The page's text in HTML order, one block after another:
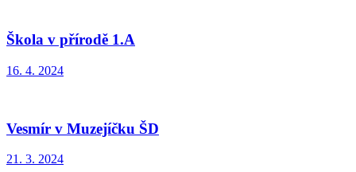
Škola v přírodě 1.A
16. 4. 2024
Vesmír v Muzejíčku ŠD
21. 3. 2024